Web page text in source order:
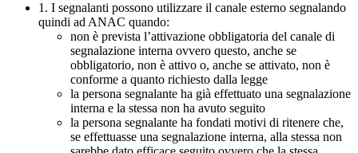
1. I segnalanti possono utilizzare il canale esterno segnalando
quindi ad ANAC quando:
non è prevista l’attivazione obbligatoria del canale di
segnalazione interna ovvero questo, anche se
obbligatorio, non è attivo o, anche se attivato, non è
conforme a quanto richiesto dalla legge
la persona segnalante ha già effettuato una segnalazione
interna e la stessa non ha avuto seguito
la persona segnalante ha fondati motivi di ritenere che,
se effettuasse una segnalazione interna, alla stessa non